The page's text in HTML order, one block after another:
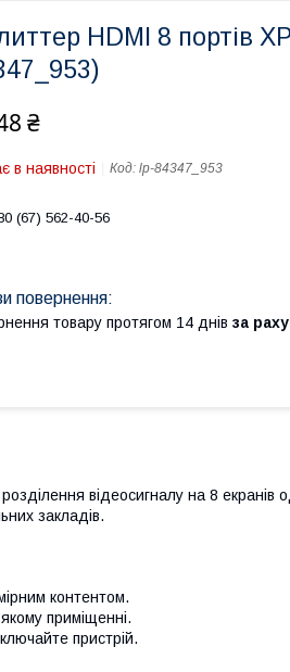
HDMI 8 портів
₴
в наявності Код: lp-84347_953
(67) 562-40-56
товару протягом 14 днів за
відеосигналу на 8 екранів
закладів.
контентом.
приміщенні.
пристрій.